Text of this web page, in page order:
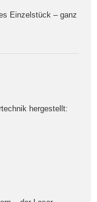
Einzelstück – ganz
hergestellt: